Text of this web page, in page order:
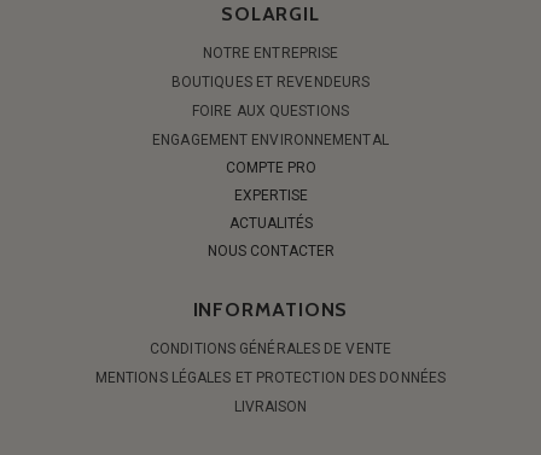
SOLARGIL
NOTRE ENTREPRISE
BOUTIQUES ET REVENDEURS
FOIRE AUX QUESTIONS
ENGAGEMENT ENVIRONNEMENTAL
COMPTE PRO
EXPERTISE
ACTUALITÉS
NOUS CONTACTER
INFORMATIONS
CONDITIONS GÉNÉRALES DE VENTE
MENTIONS LÉGALES ET PROTECTION DES DONNÉES
LIVRAISON